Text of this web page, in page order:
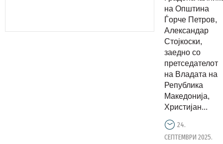
спортска
сала во
завршна
фаза
на Општина
Ѓорче Петров,
Александар
Стојкоски,
заедно со
претседателот
на Владата на
Република
Македонија,
Христијан...
24.
СЕПТЕМВРИ 2025.